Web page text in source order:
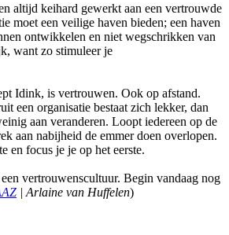
altijd keihard gewerkt aan een vertrouwde
moet een veilige haven bieden; een haven
ontwikkelen en niet wegschrikken van
want zo stimuleer je
Idink, is vertrouwen. Ook op afstand.
een organisatie bestaat zich lekker, dan
aan veranderen. Loopt iedereen op de
aan nabijheid de emmer doen overlopen.
en focus je je op het eerste.
vertrouwenscultuur. Begin vandaag nog
| Arlaine van Huffelen)